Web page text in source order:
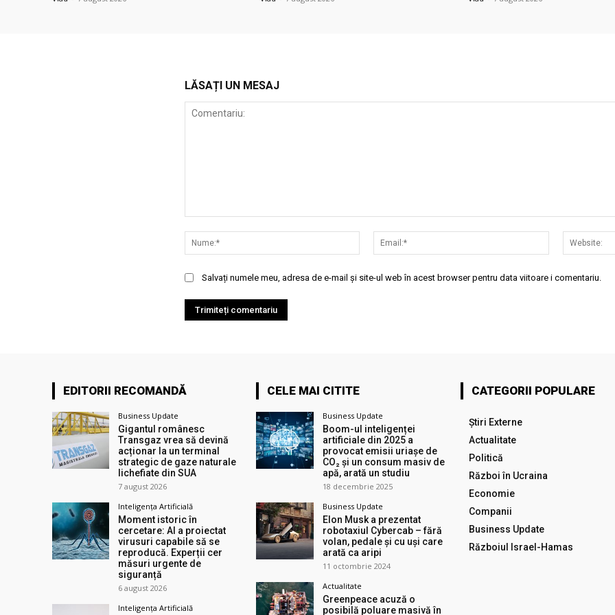
LĂSAȚI UN MESAJ
Nume:*
Email:*
Salvați numele meu, adresa de e-mail și site-ul web în acest browser pentru data viitoare i comentariu.
EDITORII RECOMANDĂ
Business Update
Gigantul românesc
Transgaz vrea să devină
acționar la un terminal
strategic de gaze naturale
lichefiate din SUA
7 august 2026
Inteligența Artificială
Moment istoric în
cercetare: AI a proiectat
virusuri capabile să se
reproducă. Experții cer
măsuri urgente de
siguranță
6 august 2026
Inteligența Artificială
CELE MAI CITITE
Business Update
Boom-ul inteligenței
artificiale din 2025 a
provocat emisii uriașe de
CO₂ și un consum masiv de
apă, arată un studiu
18 decembrie 2025
Business Update
Elon Musk a prezentat
robotaxiul Cyberсab – fără
volan, pedale și cu uși care
arată ca aripi
11 octombrie 2024
Actualitate
Greenpeace acuză o
posibilă poluare masivă în
CATEGORII POPULARE
Știri Externe
Actualitate
Politică
Război în Ucraina
Economie
Companii
Business Update
Războiul Israel-Hamas